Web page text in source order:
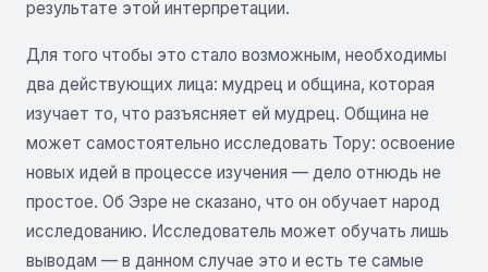
результате этой интерпретации.
Для того чтобы это стало возможным, необходимы
два действующих лица: мудрец и община, которая
изучает то, что разъясняет ей мудрец. Община не
может самостоятельно исследовать Тору: освоение
новых идей в процессе изучения — дело отнюдь не
простое. Об Эзре не сказано, что он обучает народ
исследованию. Исследователь может обучать лишь
выводам — в данном случае это и есть те самые